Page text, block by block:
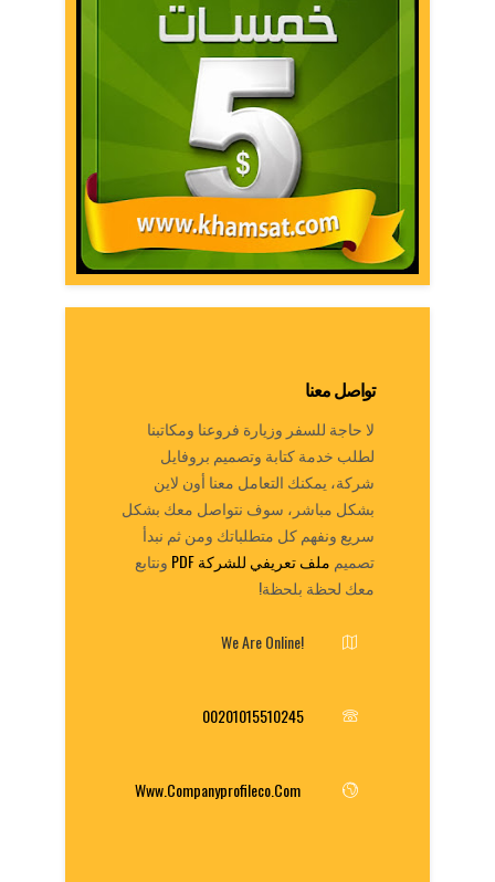
تواصل معنا
لا حاجة للسفر وزيارة فروعنا ومكاتبنا
لطلب خدمة كتابة وتصميم بروفايل
شركة، يمكنك التعامل معنا أون لاين
بشكل مباشر، سوف نتواصل معك بشكل
سريع ونفهم كل متطلباتك ومن ثم نبدأ
تصميم ملف تعريفي للشركة PDF
ونتابع
معك لحظة بلحظة!
We Are Online!
00201015510245
Www.companyprofileco.com